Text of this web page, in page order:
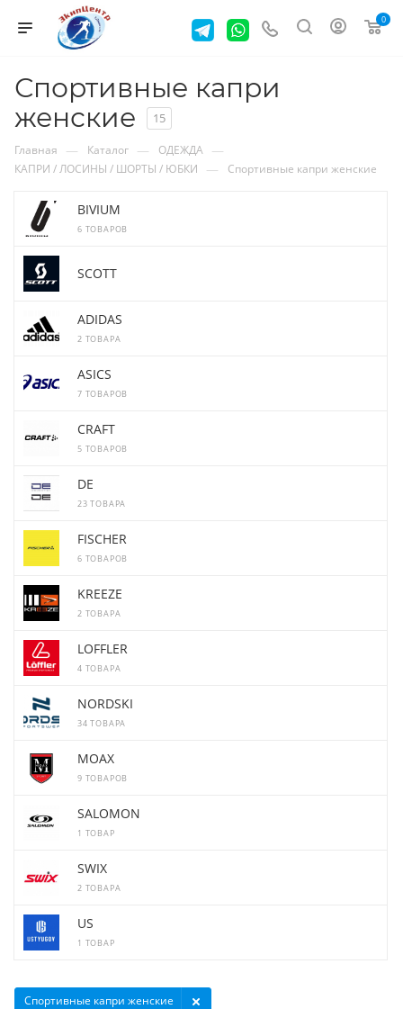
0
Спортивные капри
женские
15
Главная — Каталог — ОДЕЖДА —
КАПРИ / ЛОСИНЫ / ШОРТЫ / ЮБКИ — Спортивные капри женские
BIVIUM
6 ТОВАРОВ
SCOTT
ADIDAS
2 ТОВАРА
ASICS
7 ТОВАРОВ
CRAFT
5 ТОВАРОВ
DE
23 ТОВАРА
FISCHER
6 ТОВАРОВ
KREEZE
2 ТОВАРА
LOFFLER
4 ТОВАРА
NORDSKI
34 ТОВАРА
MOAX
9 ТОВАРОВ
SALOMON
1 ТОВАР
SWIX
2 ТОВАРА
US
1 ТОВАР
Спортивные капри женские